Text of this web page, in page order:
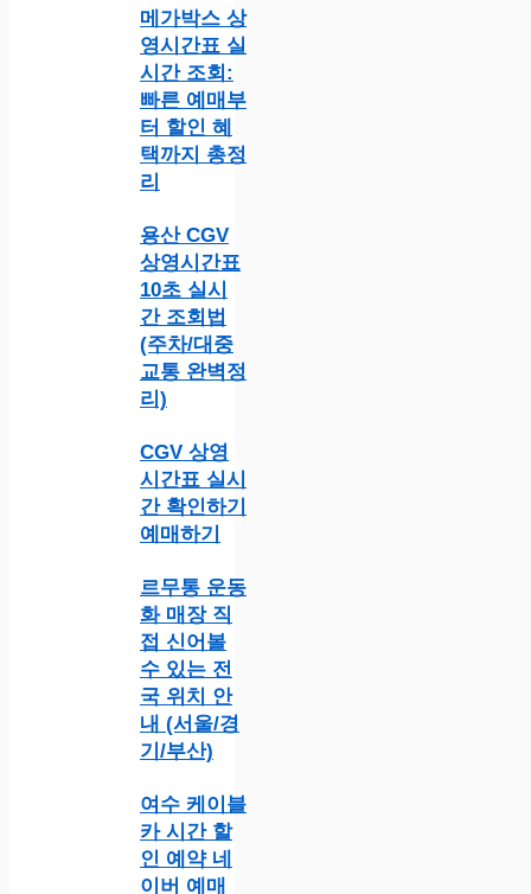
메가박스 상
영시간표 실
시간 조회:
빠른 예매부
터 할인 혜
택까지 총정
리
용산 CGV
상영시간표
10초 실시
간 조회법
(주차/대중
교통 완벽정
리)
CGV 상영
시간표 실시
간 확인하기
예매하기
르무통 운동
화 매장 직
접 신어볼
수 있는 전
국 위치 안
내 (서울/경
기/부산)
여수 케이블
카 시간 할
인 예약 네
이버 예매